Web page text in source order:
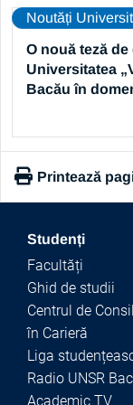
O nouă teză
Universitatea
Bacău în
Noutăți
Printează
https://
Copiază link
Studenți
Facultăți
Ghid de studii
Centrul de
în Carieră
Liga
Radio UNSR
Academic TV